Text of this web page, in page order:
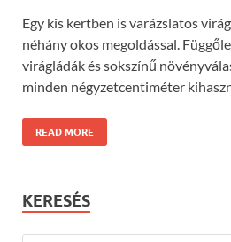
Egy kis kertben is varázslatos
néhány okos megoldással.
virágládák és sokszínű
minden négyzetcentiméter
READ MORE
KERESÉS